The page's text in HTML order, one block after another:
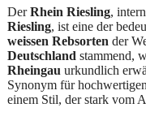
DerRhein Riesling,
Riesling, ist eine der
weissen Rebsorten der
Deutschland stammend,
Rheingau urkundlich
Synonym für
einem Stil, der stark vom